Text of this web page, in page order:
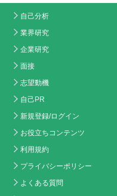
自己分析
業界研究
企業研究
面接
志望動機
自己PR
新規登録/ログイン
お役立ちコンテンツ
利用規約
プライバシーポリシー
よくある質問